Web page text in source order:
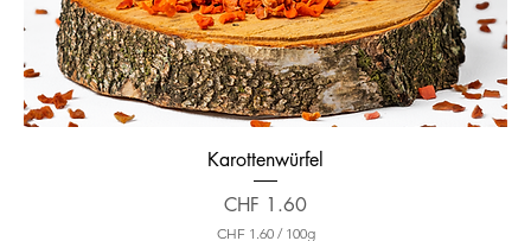
Karottenwürfel
Preis
CHF 1.60
CHF 1.60 / 100g